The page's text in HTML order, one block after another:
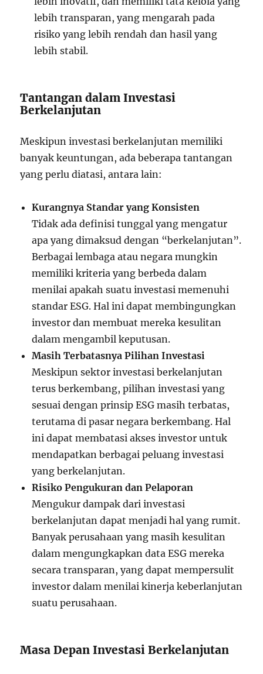
lebih transparan, yang mengarah pada
risiko yang lebih rendah dan hasil yang
lebih stabil.
Tantangan dalam Investasi
Berkelanjutan
Meskipun investasi berkelanjutan memiliki
banyak keuntungan, ada beberapa tantangan
yang perlu diatasi, antara lain:
Kurangnya Standar yang Konsisten
Tidak ada definisi tunggal yang mengatur
apa yang dimaksud dengan “berkelanjutan”.
Berbagai lembaga atau negara mungkin
memiliki kriteria yang berbeda dalam
menilai apakah suatu investasi memenuhi
standar ESG. Hal ini dapat membingungkan
investor dan membuat mereka kesulitan
dalam mengambil keputusan.
Masih Terbatasnya Pilihan Investasi
Meskipun sektor investasi berkelanjutan
terus berkembang, pilihan investasi yang
sesuai dengan prinsip ESG masih terbatas,
terutama di pasar negara berkembang. Hal
ini dapat membatasi akses investor untuk
mendapatkan berbagai peluang investasi
yang berkelanjutan.
Risiko Pengukuran dan Pelaporan
Mengukur dampak dari investasi
berkelanjutan dapat menjadi hal yang rumit.
Banyak perusahaan yang masih kesulitan
dalam mengungkapkan data ESG mereka
secara transparan, yang dapat mempersulit
investor dalam menilai kinerja keberlanjutan
suatu perusahaan.
Masa Depan Investasi Berkelanjutan